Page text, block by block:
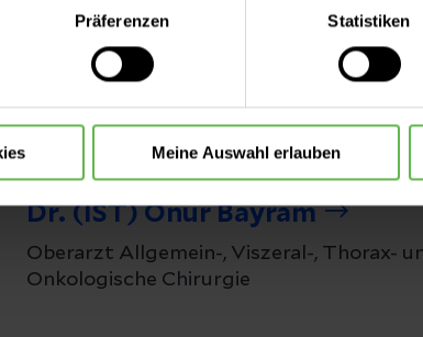
mit nur den notwendigen Cookies zu benutzen,
treffen oder durch Auswahl von „Alle Cookies
können Sie jederzeit ändern oder widerrufen.
Präferenzen Statistiken
Meine Auswahl erlauben
Dr. (IST) Onur Bayram
Oberarzt Allgemein-, Viszeral-, Thorax-
Onkologische Chirurgie